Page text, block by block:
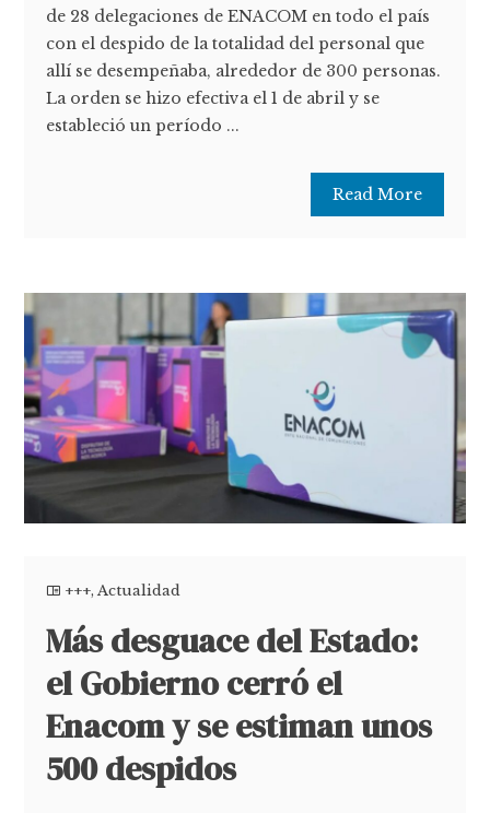
de 28 delegaciones de ENACOM en todo el país
con el despido de la totalidad del personal que
allí se desempeñaba, alrededor de 300 personas.
La orden se hizo efectiva el 1 de abril y se
estableció un período ...
Read More
+++,Actualidad
Más desguace del Estado:
el Gobierno cerró el
Enacom y se estiman unos
500 despidos